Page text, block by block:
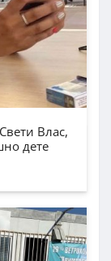
Влас,
дете